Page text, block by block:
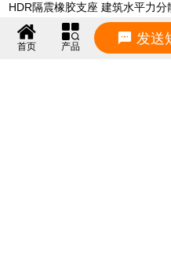
首页 产品 发送